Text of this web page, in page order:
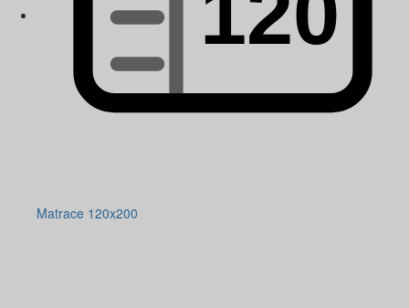
Matrace 120x200